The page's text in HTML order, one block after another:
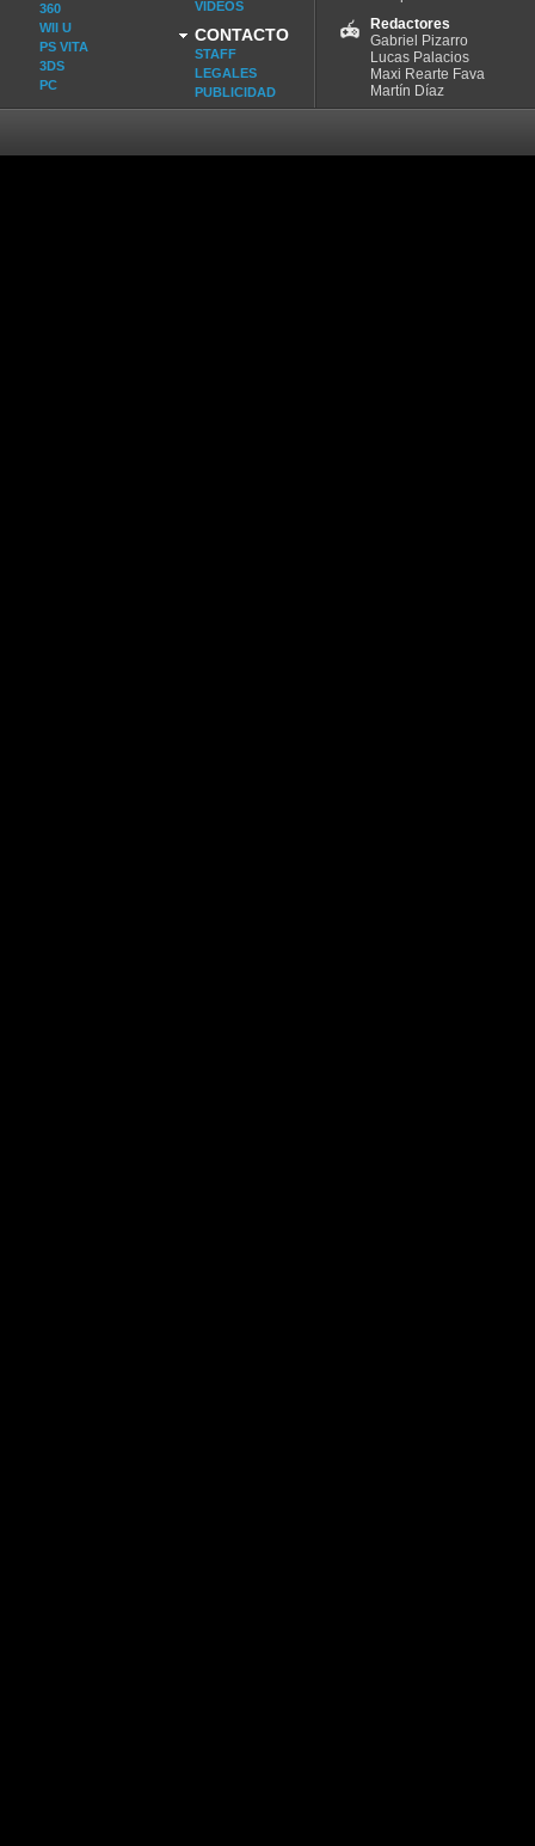
360
WII U
PS VITA
3DS
PC
VIDEOS
CONTACTO
STAFF
LEGALES
PUBLICIDAD
Redactores
Gabriel Pizarro
Lucas Palacios
Maxi Rearte Fava
Martín Díaz